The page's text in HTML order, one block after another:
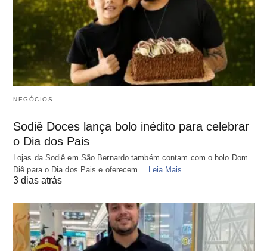
NEGÓCIOS
Sodiê Doces lança bolo inédito para celebrar
o Dia dos Pais
Lojas da Sodiê em São Bernardo também contam com o bolo Dom
Diê para o Dia dos Pais e oferecem… Leia Mais
3 dias atrás